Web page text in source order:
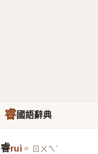
睿國語辭典
睿ruì ㄖㄨㄟˋ